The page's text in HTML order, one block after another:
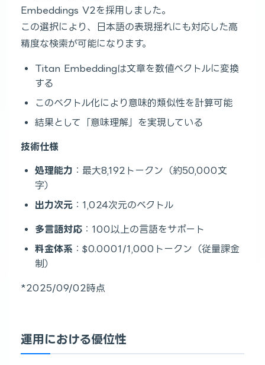
Embeddings V2を採用しました。
この選択により、日本語の表現揺れにも対応した高
精度な検索が可能になります。
Titan Embeddingは文章を数値ベクトルに変換
する
このベクトル化により意味的類似性を計算可能
結果として「意味理解」を実現している
技術仕様
処理能力 ：最大8,192トークン（約50,000文
字）
出力次元 ：1,024次元のベクトル
多言語対応 ：100以上の言語をサポート
料金体系 ：$0.0001/1,000トークン（従量課金
制）
*2025/09/02時点
運用における優位性